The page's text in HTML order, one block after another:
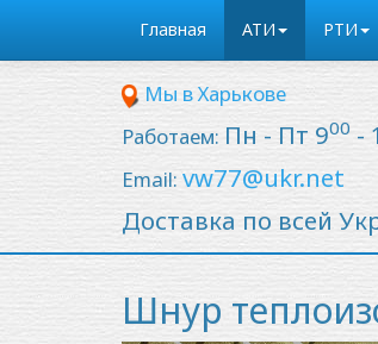
Главная АТИ РТИ
Мы в Харькове
Работаем: Пн - Пт 900 -
Email: vw77@ukr.net
Доставка по всей
Шнур